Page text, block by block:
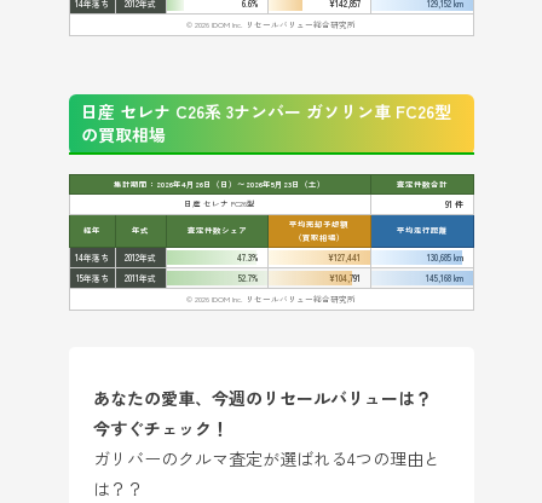
14年落ち 2012年式 6.6% ¥142,857
129,152 km
© 2026 IDOM Inc. リセールバリュー総合研究所
日産 セレナ C26系 3ナンバー ガソリン車 FC26型
の買取相場
集計期間：2026年4月26日（日）〜2026年5月23日（土）
査定件数合計
日産 セレナ FC26型
91 件
経年 年式 査定件数シェア
平均売却予想額
（買取相場）
平均走行距離
14年落ち 2012年式 47.3% ¥127,441
130,685 km
15年落ち
2011年式 52.7% ¥104,791
145,168 km
© 2026 IDOM Inc. リセールバリュー総合研究所
あなたの愛車、今週のリセールバリューは？
今すぐチェック！
ガリバーのクルマ査定が選ばれる4つの理由と
は？？